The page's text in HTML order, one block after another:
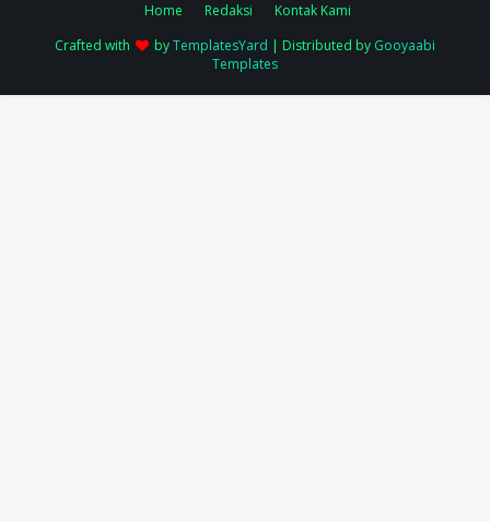
Home Redaksi
Kontak Kami
Crafted with
byTemplatesYard | Distributed by Gooyaabi
Templates